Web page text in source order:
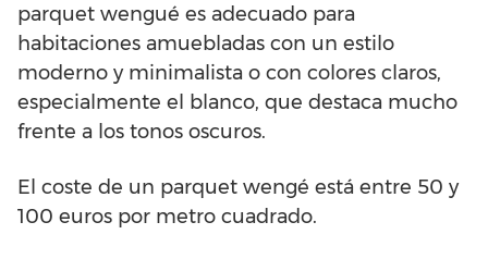
parquet wengué es adecuado para
habitaciones amuebladas con un estilo
moderno y minimalista o con colores claros,
especialmente el blanco, que destaca mucho
frente a los tonos oscuros.
El coste de un parquet wengé está entre 50 y
100 euros por metro cuadrado.